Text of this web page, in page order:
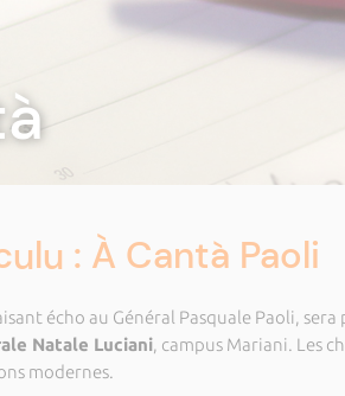
: À Cantà Paoli
écho au Général Pasquale Paoli,
Natale Luciani, campus Mariani. Les
modernes.